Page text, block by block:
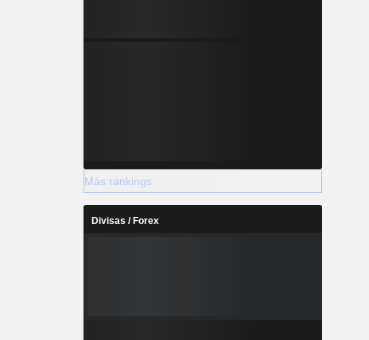
Más rankings
Divisas / Forex